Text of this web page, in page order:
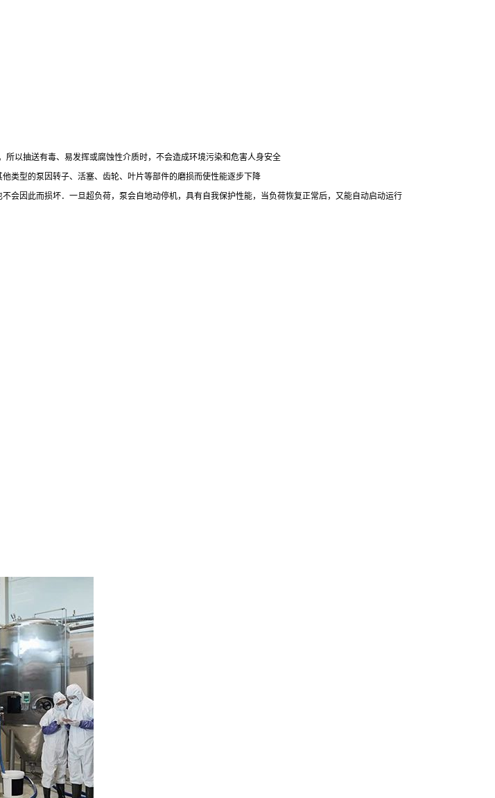
以抽送有毒、易发挥或腐蚀性介质时，不会造成环境污染和危害人身安全
类型的泵因转子、活塞、齿轮、叶片等部件的磨损而使性能逐步下降
会因此而损坏．一旦超负荷，泵会自地动停机，具有自我保护性能，当负荷恢复正常后，又能自动启动运行